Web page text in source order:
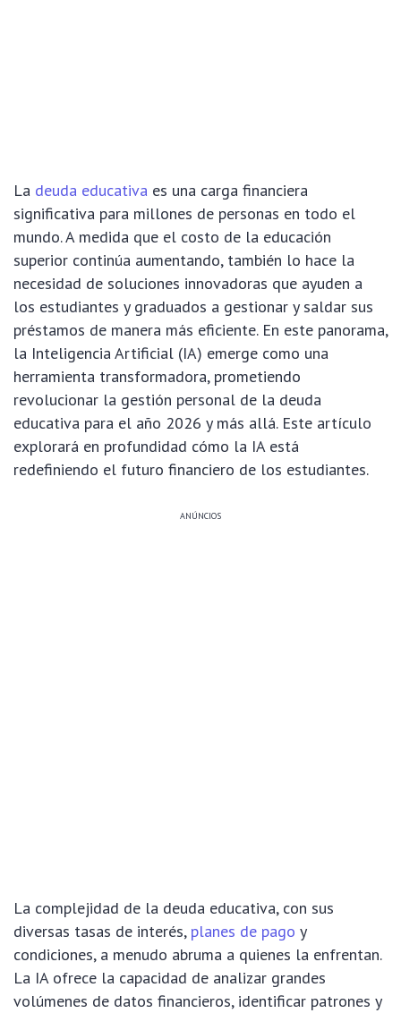
La deuda educativa es una carga financiera
significativa para millones de personas en todo el
mundo. A medida que el costo de la educación
superior continúa aumentando, también lo hace la
necesidad de soluciones innovadoras que ayuden a
los estudiantes y graduados a gestionar y saldar sus
préstamos de manera más eficiente. En este panorama,
la Inteligencia Artificial (IA) emerge como una
herramienta transformadora, prometiendo
revolucionar la gestión personal de la deuda
educativa para el año 2026 y más allá. Este artículo
explorará en profundidad cómo la IA está
redefiniendo el futuro financiero de los estudiantes.
ANÚNCIOS
La complejidad de la deuda educativa, con sus
diversas tasas de interés, planes de pago y
condiciones, a menudo abruma a quienes la enfrentan.
La IA ofrece la capacidad de analizar grandes
volúmenes de datos financieros, identificar patrones y